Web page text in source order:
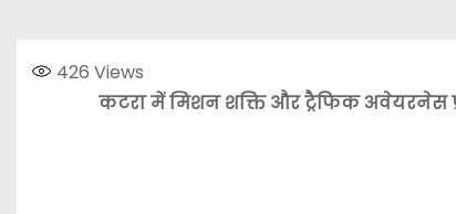
426 Views
कटरा में मिशन शक्ति और ट्रैफिक अवेयरनेस